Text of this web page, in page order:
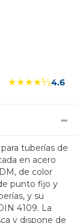
★★★★½4.6
tuberías de
en acero
de color
punto fijo y
y su
4109. La
y dispone de